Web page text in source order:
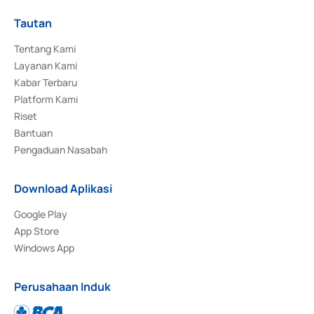
Tautan
Tentang Kami
Layanan Kami
Kabar Terbaru
Platform Kami
Riset
Bantuan
Pengaduan Nasabah
Download Aplikasi
Google Play
App Store
Windows App
Perusahaan Induk